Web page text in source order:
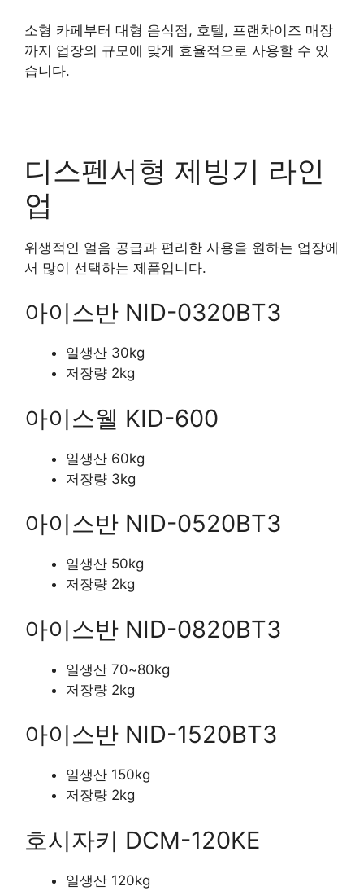
소형 카페부터 대형 음식점, 호텔, 프랜차이즈 매장
까지 업장의 규모에 맞게 효율적으로 사용할 수 있
습니다.
디스펜서형 제빙기 라인
업
위생적인 얼음 공급과 편리한 사용을 원하는 업장에
서 많이 선택하는 제품입니다.
아이스반 NID-0320BT3
일생산 30kg
저장량 2kg
아이스웰 KID-600
일생산 60kg
저장량 3kg
아이스반 NID-0520BT3
일생산 50kg
저장량 2kg
아이스반 NID-0820BT3
일생산 70~80kg
저장량 2kg
아이스반 NID-1520BT3
일생산 150kg
저장량 2kg
호시자키 DCM-120KE
일생산 120kg